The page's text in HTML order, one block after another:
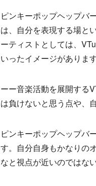
ピンキーポップヘップ
は、自分を表現する場と
ーティストとしては、
いったイメージがあります
ーー音楽活動を展開する
は負けないと思う点や、
ピンキーポップヘップバ
す。自分自身もかなりの
なと視点が近いのではな